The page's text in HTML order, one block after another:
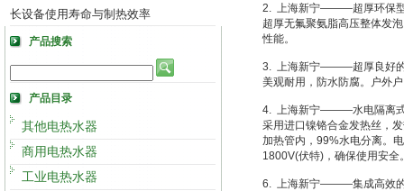
长设备使用寿命与制热效率
产品搜索
产品目录
其他电热水器
商用电热水器
工业电热水器
2. 上海新宁———超厚环保型
超厚无氟聚氨脂高压整体发
性能。
3. 上海新宁———超厚良好
美观耐用，防水防腐。户外
4. 上海新宁———水电隔离式
采用进口镍铬合金发热丝，
加热管内，99%水电分离。
1800V(伏特)，确保使用安全
6. 上海新宁———集成高效